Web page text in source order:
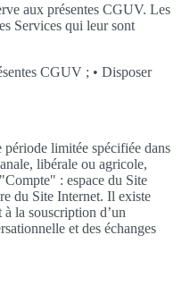
aux présentes CGUV. Les
Services qui leur sont
CGUV ; • Disposer
limitée spécifiée dans
libérale ou agricole,
: espace du Site
du Site Internet. Il existe
la souscription d’un
et des échanges